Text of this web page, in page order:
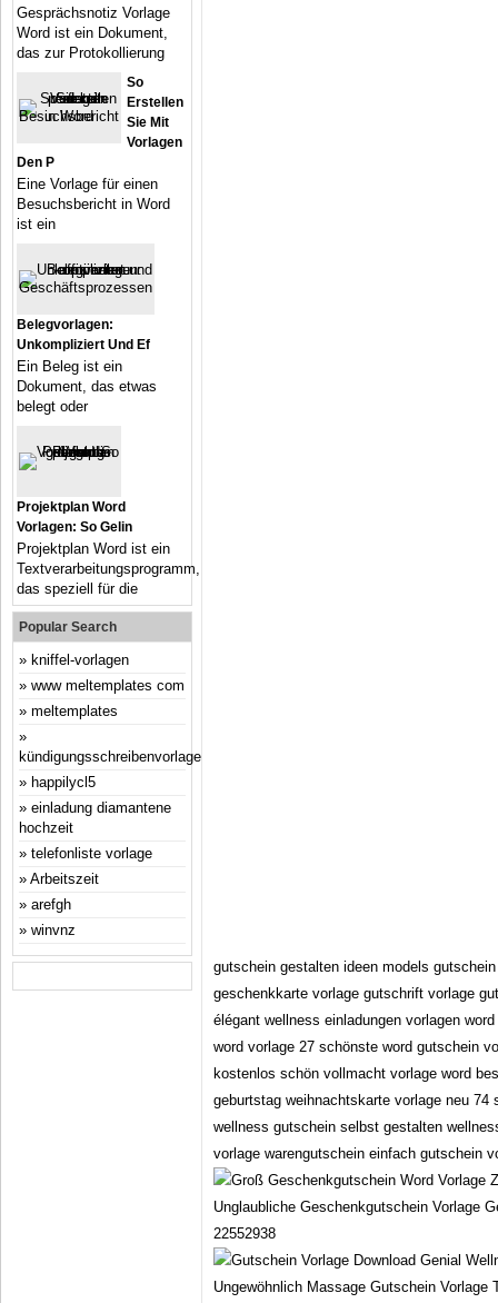
gutschein gestalten ideen models
geschenkkarte vorlage gutschrift vorlage
élégant wellness einladungen vorlagen
word vorlage 27 schönste word gutschein
kostenlos schön vollmacht vorlage word
geburtstag weihnachtskarte vorlage neu 74
wellness gutschein selbst gestalten
vorlage warengutschein einfach gutschein
Unglaubliche Geschenkgutschein Vorlage
22552938
Gesprächsnotiz Vorlage
Word ist ein Dokument,
das zur Protokollierung
So
Erstellen
Sie Mit
Vorlagen
Den P
Eine Vorlage für einen
Besuchsbericht in Word
ist ein
Belegvorlagen:
Unkompliziert Und Ef
Ein Beleg ist ein
Dokument, das etwas
belegt oder
Projektplan Word
Vorlagen: So Gelin
Projektplan Word ist ein
Textverarbeitungsprogramm,
das speziell für die
Popular Search
kniffel-vorlagen
www meltemplates com
meltemplates
kündigungsschreibenvorlage
happilycl5
einladung diamantene
hochzeit
telefonliste vorlage
Arbeitszeit
arefgh
winvnz